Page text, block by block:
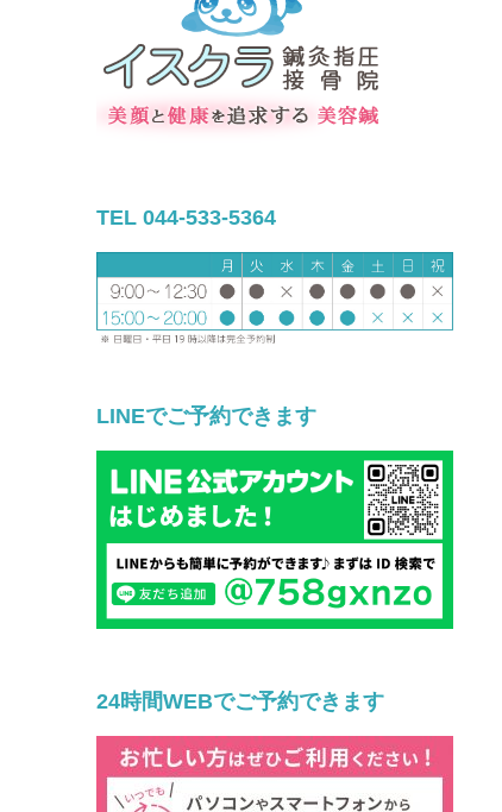
TEL 044-533-5364
LINEでご予約できます
24時間WEBでご予約できます